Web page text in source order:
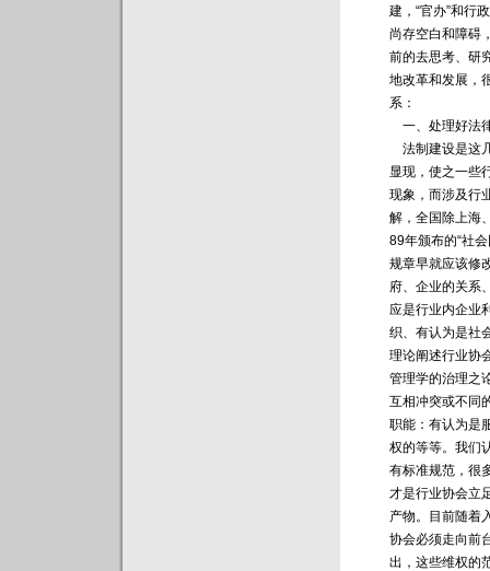
建，“官办”和行
尚存空白和障碍
前的去思考、研
地改革和发展，
系：
一、处理好法
法制建设是这
显现，使之一些
现象，而涉及行
解，全国除上海
89年颁布的“社
规章早就应该修
府、企业的关系
应是行业内企业
织、有认为是社
理论阐述行业协
管理学的治理之
互相冲突或不同
职能：有认为是
权的等等。我们
有标准规范，很
才是行业协会立
产物。目前随着
协会必须走向前
出，这些维权的